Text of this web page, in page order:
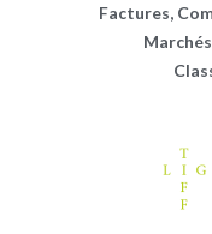
Factures,